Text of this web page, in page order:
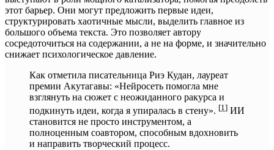
этот барьер. Они могут предложить первые идеи,
структурировать хаотичные мысли, выделить главное из
большого объема текста. Это позволяет автору
сосредоточиться на содержании, а не на форме, и значительно
снижает психологическое давление.
Как отметила писательница Риэ Кудан, лауреат
премии Акутагавы: «Нейросеть помогла мне
взглянуть на сюжет с неожиданного ракурса и
подкинуть идеи, когда я упиралась в стену». [1 ] ИИ
становится не просто инструментом, а
полноценным соавтором, способным вдохновить
и направить творческий процесс.